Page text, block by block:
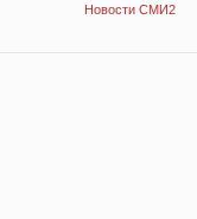
Новости СМИ2